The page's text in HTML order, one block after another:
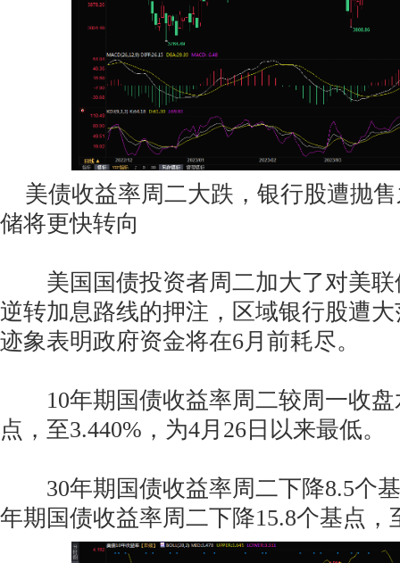
美债收益率周二大跌，银行股遭抛
储将更快转向
美国国债投资者周二加大了对美联
逆转加息路线的押注，区域银行股遭
迹象表明政府资金将在6月前耗尽。
10年期国债收益率周二较周一收盘
点，至3.440%，为4月26日以来最低。
30年期国债收益率周二下降8.5个基
年期国债收益率周二下降15.8个基点，